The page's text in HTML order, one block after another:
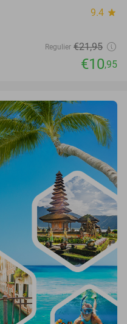
9.4 star
Regulier €21,95
€10,95